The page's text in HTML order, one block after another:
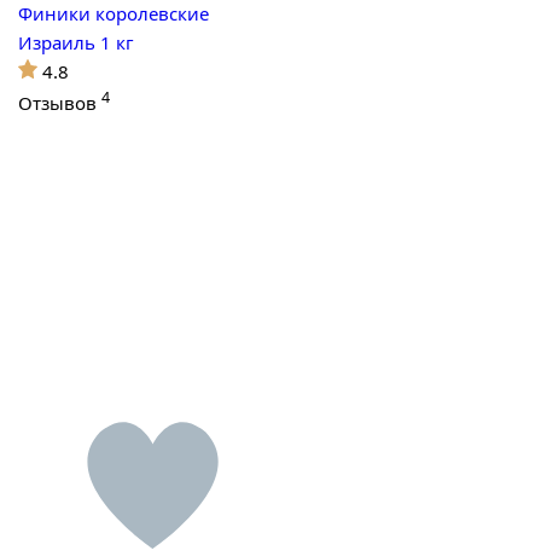
Финики королевские
Израиль 1 кг
4.8
Отзывов 4